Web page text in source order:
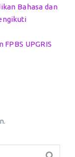
Bahasa dan
UPGRIS